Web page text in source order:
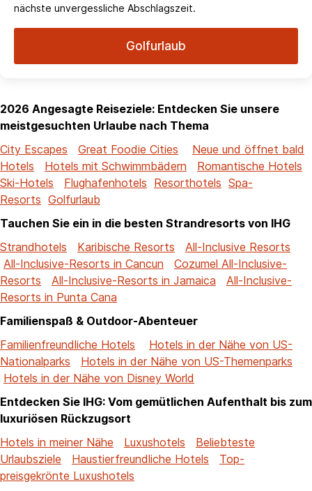
nächste unvergessliche Abschlagszeit.
Golfurlaub
2026 Angesagte Reiseziele: Entdecken Sie unsere
meistgesuchten Urlaube nach Thema
City Escapes
Great Foodie Cities
Neue und öffnet bald
Hotels
Hotels mit Schwimmbädern
Romantische Hotels
Ski-Hotels
Flughafenhotels Resorthotels Spa-
Resorts Golfurlaub
Tauchen Sie ein in die besten Strandresorts von IHG
Strandhotels
Karibische Resorts
All-Inclusive Resorts
All-Inclusive-Resorts in Cancun
Cozumel All-Inclusive-
Resorts
All-Inclusive-Resorts in Jamaica
All-Inclusive-
Resorts in Punta Cana
Familienspaß & Outdoor-Abenteuer
Familienfreundliche Hotels
Hotels in der Nähe von US-
Nationalparks
Hotels in der Nähe von US-Themenparks
Hotels in der Nähe von Disney World
Entdecken Sie IHG: Vom gemütlichen Aufenthalt bis zum
luxuriösen Rückzugsort
Hotels in meiner Nähe
Luxushotels
Beliebteste
Urlaubsziele
Haustierfreundliche Hotels
Top-
preisgekrönte Luxushotels